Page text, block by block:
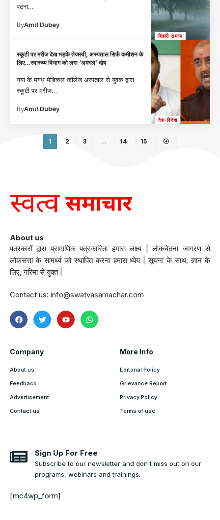
बिहारी समाज
पटना…
ByAmit Dubey
देश-विदेश
स्कूटी पर मरीज देख भड़के तेजस्वी, अस्पताल सिर्फ कमीशन के
लिए…स्वास्थ्य विभाग को लगा ‘अमंगल’ दोष
गया के मगध मेडिकल कॉलेज अस्पताल से युवक द्वारा
स्कूटी पर मरीज…
ByAmit Dubey
1 2 3 … 14 15
About us
पत्रकारों द्वारा प्रामाणिक पत्रकारिता हमारा लक्ष्य | लोकचेतना जागरण से
लोकसत्ता के सामर्थ्य को स्थापित करना हमारा ध्येय | सूचना के साथ, ज्ञान के
लिए, गरिमा से युक्त |
Contact us: info@swatvasamachar.com
Company
About us
Feedback
Advertisement
Contact us
More Info
Editorial Policy
Grievance Report
Privacy Policy
Terms of use
Sign Up For Free
Subscribe to our newsletter and don't miss out on our
programs, webinars and trainings.
[mc4wp_form]